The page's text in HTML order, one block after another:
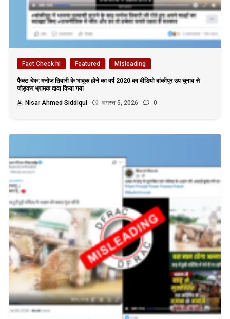
Fact Check hi Featured Misleading
फैक्ट चेक: मनोज तिवारी के भावुक होने का वर्ष 2020 का वीडियो बांकीपुर उप चुनाव से
जोड़कर भ्रामक दावा किया गया
Nisar Ahmed Siddiqui
अगस्त 5, 2026 0